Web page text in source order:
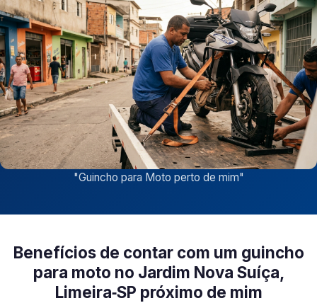
"Guincho para Moto perto de mim"
Benefícios de contar com um guincho
para moto no Jardim Nova Suíça,
Limeira‑SP próximo de mim